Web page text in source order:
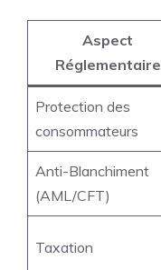
Aspect
Réglementaire
Protection des
consommateurs
Anti-Blanchiment
(AML/CFT)
Taxation